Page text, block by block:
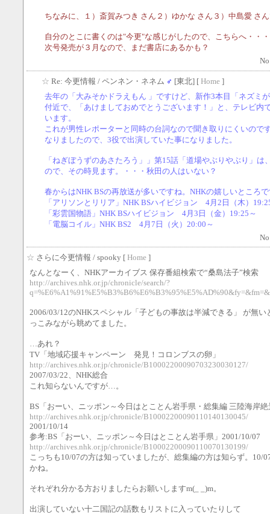
ちなみに、１）斎賀みつき さん２）ゆかな さん３）中島愛 さ
自分のとこに書くのは"今更"な感じがしたので、こちらへ・・
次号発売が３月なので、まだ書店にあるかも？
☆ Re: 今更情報 / ペンネン・ネネム ♂ [東北] [ Home ]
去年の「大みそかドラえもん 」ですけど、新作3本目「ネズミ
付近で、「あけましておめでとうございます！」と、テレビ内
います。
これが男性レポーターと同時の台詞なので聞き取りにくいので
なりましたので、3役で出演していた事になりました。
「ねぎぼうずのあさたろう」」第15話「道場やぶりやぶり」は
ので、その時見ます。・・・秋田の人はいない？
春からはNHK BSの再放送が多いですね。NHKの嬉しいところ
「アリソンとリリア」NHK BSハイビジョン 4月2日（木）
「彩雲国物語」NHK BSハイビジョン 4月3日（金）19:25～
「電脳コイル」NHK BS2 4月7日（火）20:00～
☆ さらに今更情報 / spooky [ Home ]
なんとなーく、NHKアーカイブス 保存番組検索で“桑島法子”検索
http://archives.nhk.or.jp/chronicle/search/?
2006/03/12のNHKスペシャル「子どもの事故は半減できる」 が無
っこみながら眺めてました。
…あれ？
TV「地域応援キャンペーン 発見！コロンブスの卵」
http://archives.nhk.or.jp/chronicle/B10002200090703230030127/
2007/03/22、NHK総合
これ知らないんですが…。
BS「おーい、ニッポン～今日はとことん岩手県・総集編 三陸海岸
http://archives.nhk.or.jp/chronicle/B10002200090110140130045/
2001/10/14
参考:BS「おーい、ニッポン～今日はとことん岩手県」2001/10/07
http://archives.nhk.or.jp/chronicle/B10002200090110070130199/
こっちも10/07の方は知っていましたが、総集編の方は知らず。10/
かね。
それぞれ分かる方おりましたらお願いしますm(_ _)m。
出演していない十二国記の話数もリストに入っていたりして